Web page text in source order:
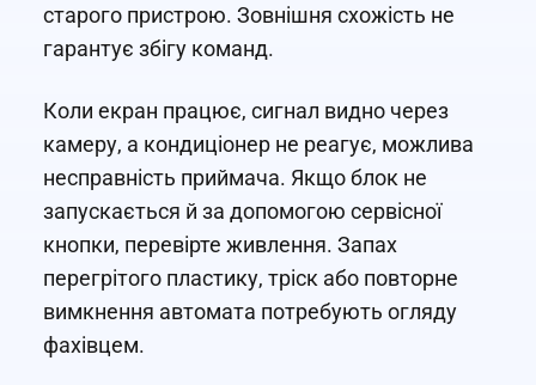
старого пристрою. Зовнішня схожість не
гарантує збігу команд.
Коли екран працює, сигнал видно через
камеру, а кондиціонер не реагує, можлива
несправність приймача. Якщо блок не
запускається й за допомогою сервісної
кнопки, перевірте живлення. Запах
перегрітого пластику, тріск або повторне
вимкнення автомата потребують огляду
фахівцем.